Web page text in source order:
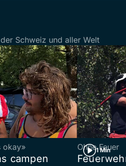
Schweiz und aller Welt
okay»
campen
1 Min
Ohne Feuer